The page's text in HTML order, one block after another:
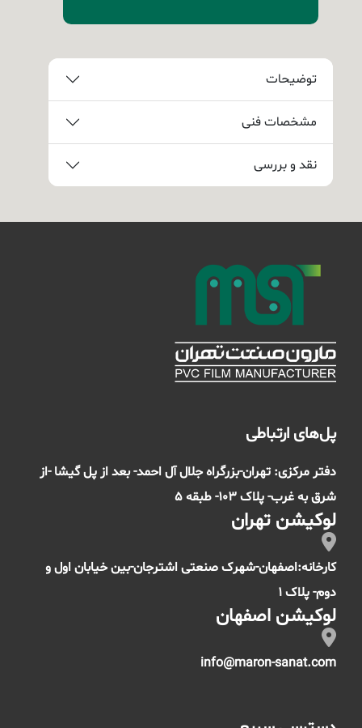
توضیحات
مشخصات فنی
نقد و بررسی
پل‌های ارتباطی
دفتر مرکزی: تهران-بزرگراه جلال آل احمد- بعد از پل گیشا -از
شرق به غرب- پلاک 103- طبقه 5
لوکیشن تهران
کارخانه:اصفهان-شهرک صنعتی اشترجان-بین خیابان اول و
دوم- پلاک 1
لوکیشن اصفهان
info@maron-sanat.com